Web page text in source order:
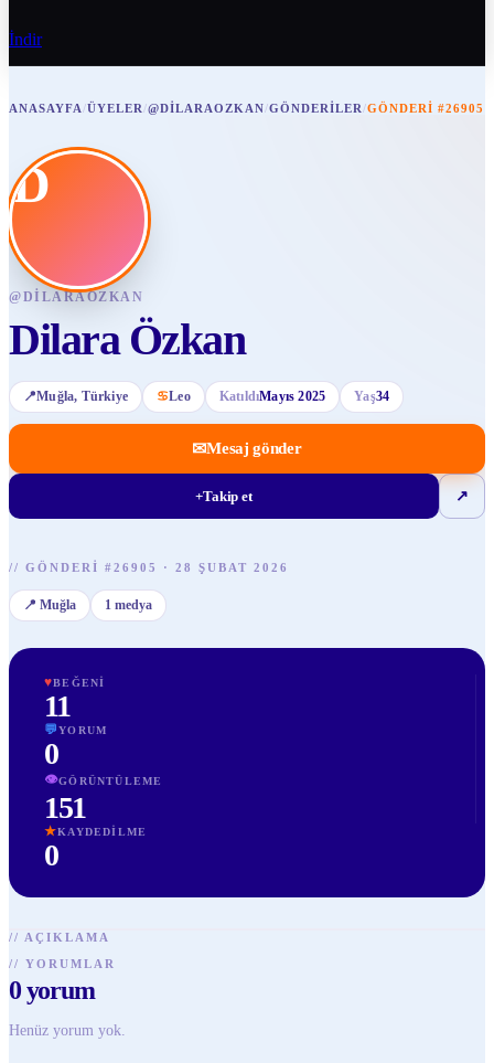
İndir
ANASAYFA/ÜYELER/@DILARAOZKAN/GÖNDERILER/GÖNDERI #26905
D
@DILARAOZKAN
Dilara Özkan
📍Muğla, Türkiye ♋Leo KatıldıMayıs 2025 Yaş34
✉Mesaj gönder
+Takip et ↗
// GÖNDERI #26905 · 28 ŞUBAT 2026
📍 Muğla 1 medya
♥BEĞENI
11
💬YORUM
0
👁GÖRÜNTÜLEME
151
★KAYDEDILME
0
// AÇIKLAMA
// YORUMLAR
0yorum
Henüz yorum yok.